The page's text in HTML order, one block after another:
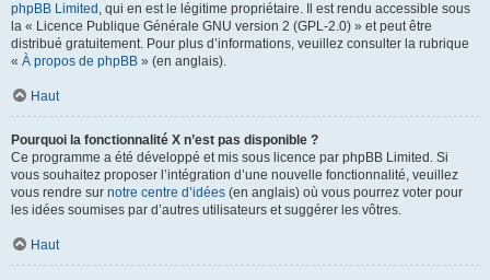
phpBB Limited , qui en est le légitime propriétaire. Il est rendu accessible sous
la « Licence Publique Générale GNU version 2 (GPL-2.0) » et peut être
distribué gratuitement. Pour plus d’informations, veuillez consulter la rubrique
« À propos de phpBB » (en anglais).
Haut
Pourquoi la fonctionnalité X n’est pas disponible ?
Ce programme a été développé et mis sous licence par phpBB Limited. Si
vous souhaitez proposer l’intégration d’une nouvelle fonctionnalité, veuillez
vous rendre sur notre centre d’idées (en anglais) où vous pourrez voter pour
les idées soumises par d’autres utilisateurs et suggérer les vôtres.
Haut